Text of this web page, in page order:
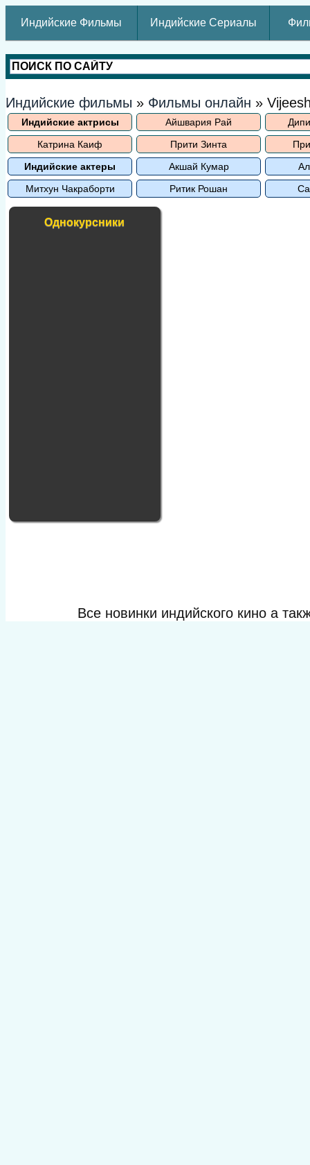
Индийские Фильмы Индийские Сериалы
Индийские фильмы » Фильмы онлайн »
Индийские актрисы Айшвария Рай
Катрина Каиф
Прити Зинта
Индийские актеры
Акшай Кумар
Митхун Чакраборти
Ритик Рошан
Однокурсники
Все новинки индийского кино а